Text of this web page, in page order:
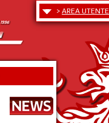
> AREA UTENTE